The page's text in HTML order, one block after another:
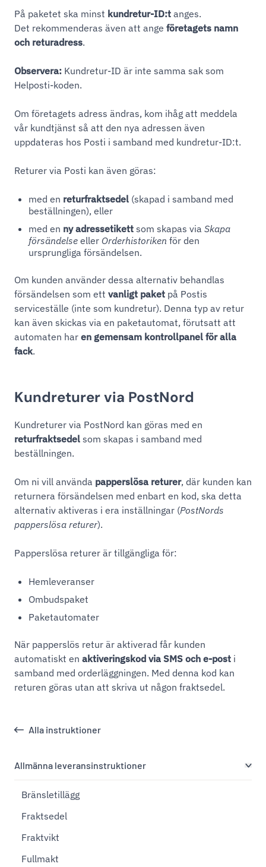
Alla instruktioner
Allmänna leveransinstruktioner
Bränsletillägg
Fraktsedel
Fraktvikt
Fullmakt
På paketet ska minst kundretur-ID:t anges.
Det rekommenderas även att ange företagets namn
och returadress.
Observera: Kundretur-ID är inte samma sak som
Helposti-koden.
Om företagets adress ändras, kom ihåg att meddela
vår kundtjänst så att den nya adressen även
uppdateras hos Posti i samband med kundretur-ID:t.
Returer via Posti kan även göras:
med en returfraktsedel (skapad i samband med
beställningen), eller
med en ny adressetikett som skapas via Skapa
försändelse eller Orderhistoriken för den
ursprungliga försändelsen.
Om kunden använder dessa alternativ behandlas
försändelsen som ett vanligt paket på Postis
serviceställe (inte som kundretur). Denna typ av retur
kan även skickas via en paketautomat, förutsatt att
automaten har en gemensam kontrollpanel för alla
fack.
Kundreturer via PostNord
Kundreturer via PostNord kan göras med en
returfraktsedel som skapas i samband med
beställningen.
Om ni vill använda papperslösa returer, där kunden kan
returnera försändelsen med enbart en kod, ska detta
alternativ aktiveras i era inställningar (PostNords
papperslösa returer).
Papperslösa returer är tillgängliga för:
Hemleveranser
Ombudspaket
Paketautomater
När papperslös retur är aktiverad får kunden
automatiskt en aktiveringskod via SMS och e-post i
samband med orderläggningen. Med denna kod kan
returen göras utan att skriva ut någon fraktsedel.